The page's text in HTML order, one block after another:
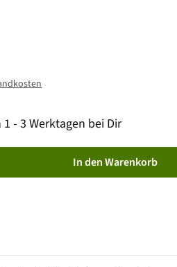
- 3 Werktagen bei Dir
In den Warenkorb